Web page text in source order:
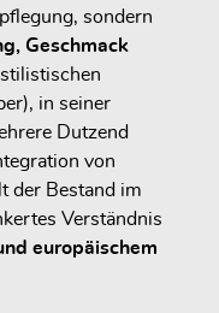
sondern
Geschmack
stilistischen
in seiner
Dutzend
von
der Bestand im
Verständnis
europäischem